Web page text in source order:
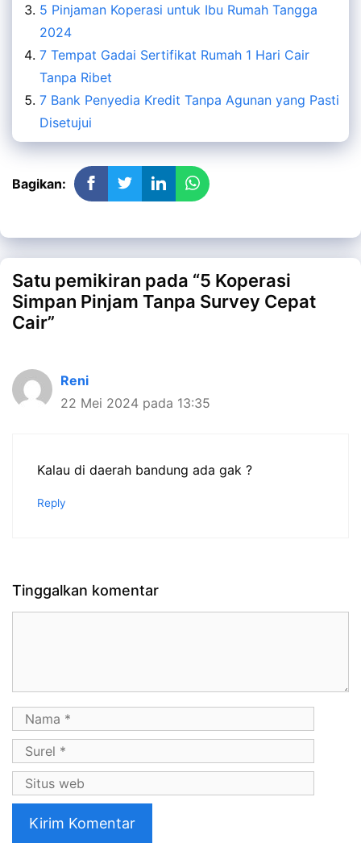
5 Pinjaman Koperasi untuk Ibu Rumah Tangga
2024
7 Tempat Gadai Sertifikat Rumah 1 Hari Cair
Tanpa Ribet
7 Bank Penyedia Kredit Tanpa Agunan yang Pasti
Disetujui
Bagikan:
Satu pemikiran pada “5 Koperasi
Simpan Pinjam Tanpa Survey Cepat
Cair”
Reni
22 Mei 2024 pada 13:35
Kalau di daerah bandung ada gak ?
Reply
Tinggalkan komentar
Nama
Surel
Situs
web